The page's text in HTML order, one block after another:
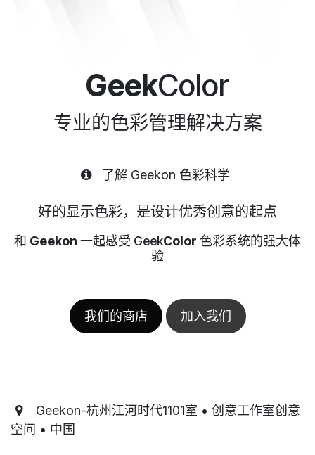
GeekColor
专业的色彩管理解决方案
了解 Geekon 色彩科学
好的显示色彩，是设计优秀创意的起点
和 Geekon 一起感受 GeekColor 色彩系统的强大体
验
我们的商店 加入我们
Geekon-杭州江河时代1101室 • 创意工作室创意
空间 • 中国